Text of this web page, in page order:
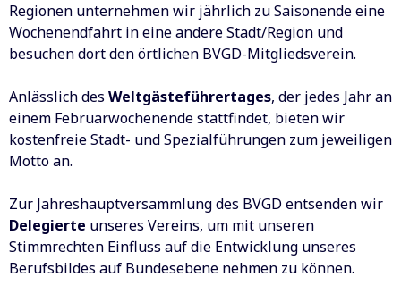
Regionen unternehmen wir jährlich zu Saisonende eine
Wochenendfahrt in eine andere Stadt/Region und
besuchen dort den örtlichen BVGD-Mitgliedsverein.
Anlässlich des Weltgästeführertages, der jedes Jahr an
einem Februarwochenende stattfindet, bieten wir
kostenfreie Stadt- und Spezialführungen zum jeweiligen
Motto an.
Zur Jahreshauptversammlung des BVGD entsenden wir
Delegierte unseres Vereins, um mit unseren
Stimmrechten Einfluss auf die Entwicklung unseres
Berufsbildes auf Bundesebene nehmen zu können.